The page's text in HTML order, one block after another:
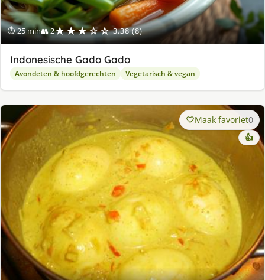
⏱ 25 min👥 2★★★☆☆ 3.38 (8)
Indonesische Gado Gado
Avondeten & hoofdgerechten Vegetarisch & vegan
Maak favoriet0
👍